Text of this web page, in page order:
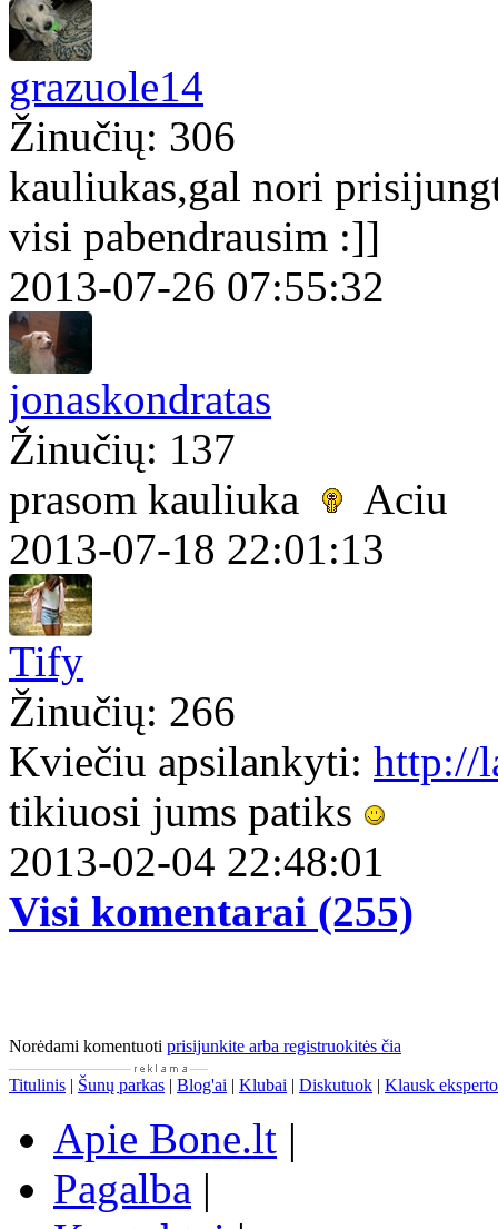
grazuole14
Žinučių: 306
kauliukas,gal nori
visi pabendrausim :]]
2013-07-26 07:55:32
jonaskondratas
Žinučių: 137
prasom kauliuka
Aciu
2013-07-18 22:01:13
Tify
Žinučių: 266
Kviečiu apsilankyti: http://
tikiuosi jums patiks
2013-02-04 22:48:01
Visi komentarai (255)
Norėdami komentuoti prisijunkite arba registruokitės čia
Titulinis | Šunų parkas | Blog'ai | Klubai | Diskutuok | Klausk eksperto
Apie Bone.lt |
Pagalba |